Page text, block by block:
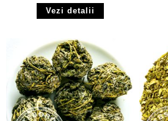
Vezi detalii